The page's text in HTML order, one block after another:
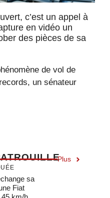
c’est un appel à
en vidéo un
des pièces de sa
de vol de
un sénateur
Plus
sa
Fiat